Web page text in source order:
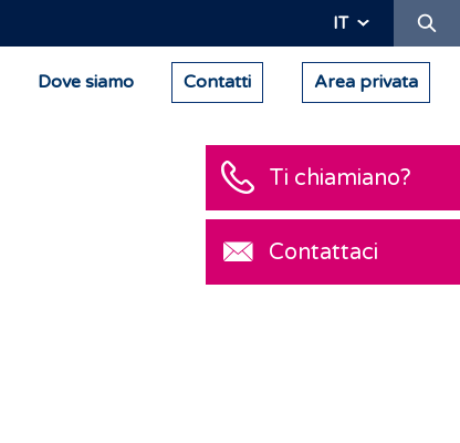
IT
Dove siamo Contatti Area privata
Ti chiamiano?
Contattaci